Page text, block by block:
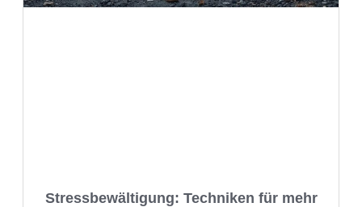
Stressbewältigung: Techniken für mehr